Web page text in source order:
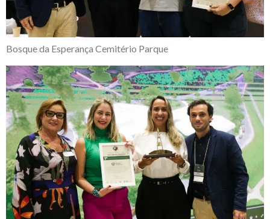
Bosque da Esperança Cemitério Parque